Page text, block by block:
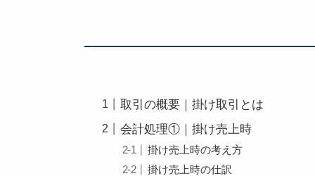
取引の概要｜掛け取引とは
会計処理①｜掛け売上時
掛け売上時の考え方
掛け売上時の仕訳